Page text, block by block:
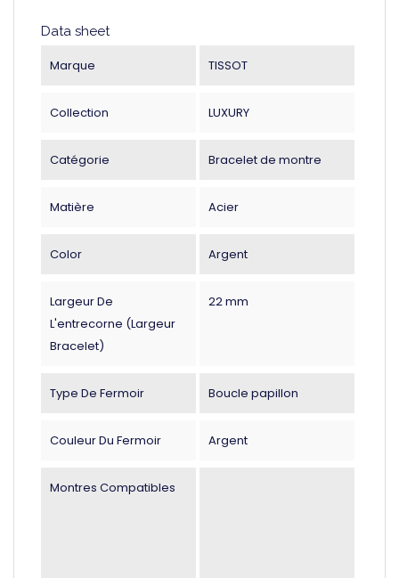
Data sheet
Marque TISSOT
Collection LUXURY
Catégorie Bracelet de montre
Matière Acier
Color Argent
Largeur De
L'entrecorne (largeur
Bracelet)
22 mm
Type De Fermoir Boucle papillon
Couleur Du Fermoir Argent
Montres Compatibles